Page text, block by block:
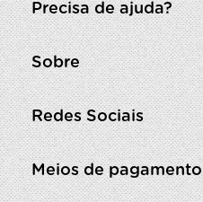
Precisa de ajuda?
Sobre
Redes Sociais
Meios de pagamento